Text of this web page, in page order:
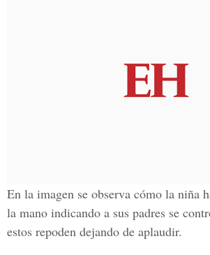
En la imagen se observa cómo la niña
la mano indicando a sus padres se
estos repoden dejando de aplaudir.